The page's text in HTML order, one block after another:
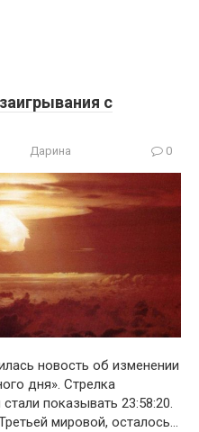
с
Дарина 0
новость об изменении
дня». Стрелка
показывать 23:58:20.
мировой, осталось…